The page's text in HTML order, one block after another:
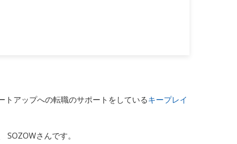
トアップへの転職のサポートをしているキープレイ
さんです。